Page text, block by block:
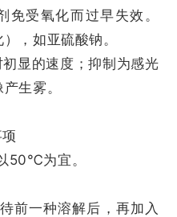
受氧化而过早失效。
，如亚硫酸钠。
显的速度；抑制为感光
生雾。
50℃为宜。
前一种溶解后，再加入